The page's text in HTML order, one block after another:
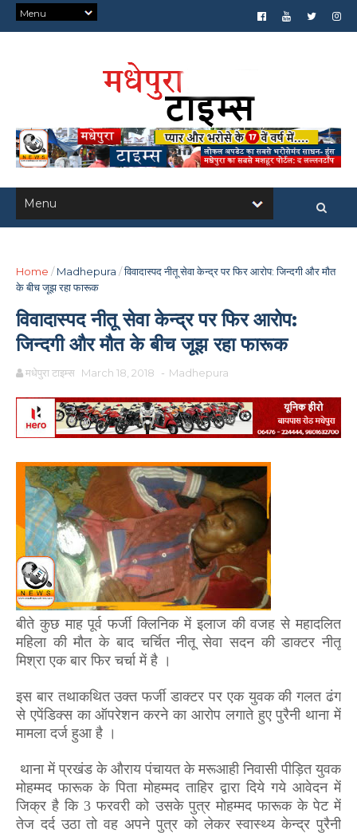
Home / Madhepura /विवादास्पद नीतू सेवा केन्द्र पर फिर आरोप: जिन्दगी और मौत
के बीच जूझ रहा फारूक
विवादास्पद नीतू सेवा केन्द्र पर फिर आरोप:
जिन्दगी और मौत के बीच जूझ रहा फारूक
मधेपुरा टाइम्स March 18, 2018 - Madhepura
बीते कुछ माह पूर्व फर्जी क्लिनिक में इलाज की वजह से महादलित
महिला की मौत के बाद चर्चित नीतू सेवा सदन की डाक्टर नीतू
मिश्रा एक बार फिर चर्चा में है ।
इस बार तथाकथित उक्त फर्जी डाक्टर पर एक युवक की गलत ढंग
से एपेंडिक्स का ऑपरेशन करने का आरोप लगाते हुए पुरैनी थाना में
मामला दर्ज हुआ है ।
थाना में प्रखंड के औराय पंचायत के मरूआही निवासी पीड़ित युवक
मोहम्मद फारूक के पिता मोहम्मद ताहिर द्वारा दिये गये आवेदन में
जिक्र है कि 3 फरवरी को उसके पुत्र मोहम्मद फारूक के पेट में
तेज दर्द उठा तो वह अपने पुत्र को लेकर स्वास्थ्य केन्द्र पुरैनी